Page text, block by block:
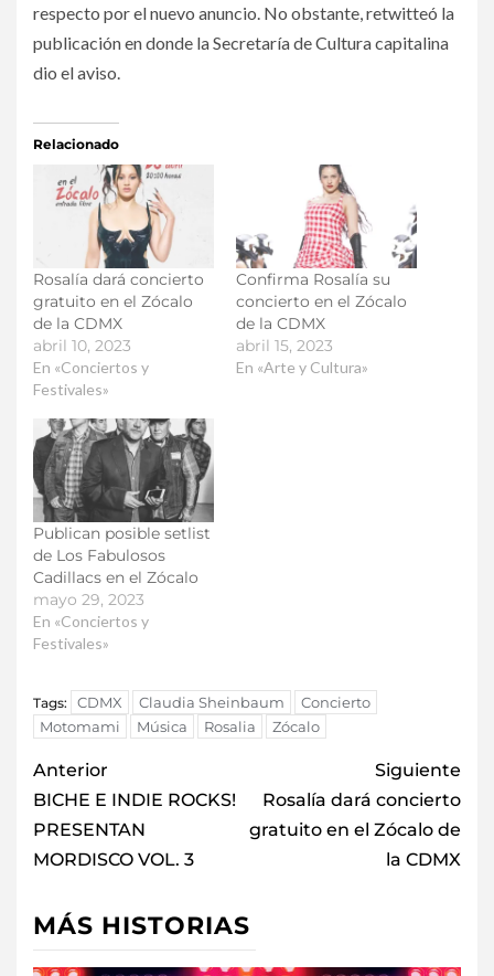
respecto por el nuevo anuncio. No obstante, retwitteó la
publicación en donde la Secretaría de Cultura capitalina
dio el aviso.
Relacionado
Rosalía dará concierto
gratuito en el Zócalo
de la CDMX
abril 10, 2023
En «Conciertos y
Festivales»
Confirma Rosalía su
concierto en el Zócalo
de la CDMX
abril 15, 2023
En «Arte y Cultura»
Publican posible setlist
de Los Fabulosos
Cadillacs en el Zócalo
mayo 29, 2023
En «Conciertos y
Festivales»
Tags: CDMX Claudia Sheinbaum
Concierto
Motomami
Música Rosalia Zócalo
Anterior
BICHE E INDIE ROCKS!
PRESENTAN
MORDISCO VOL. 3
Siguiente
Rosalía dará concierto
gratuito en el Zócalo de
la CDMX
MÁS HISTORIAS